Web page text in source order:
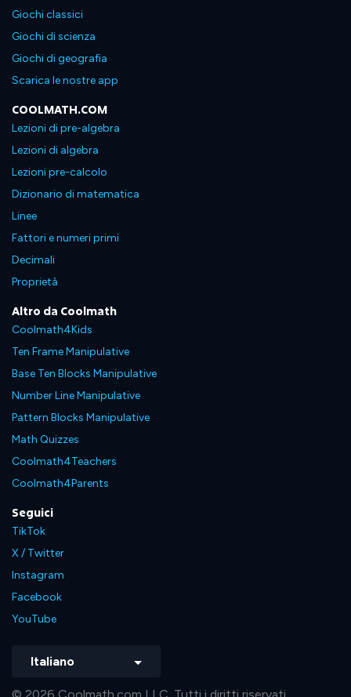
Giochi classici
Giochi di scienza
Giochi di geografia
Scarica le nostre app
COOLMATH.COM
Lezioni di pre-algebra
Lezioni di algebra
Lezioni pre-calcolo
Dizionario di matematica
Linee
Fattori e numeri primi
Decimali
Proprietà
Altro da Coolmath
Coolmath4Kids
Ten Frame Manipulative
Base Ten Blocks Manipulative
Number Line Manipulative
Pattern Blocks Manipulative
Math Quizzes
Coolmath4Teachers
Coolmath4Parents
Seguici
TikTok
X / Twitter
Instagram
Facebook
YouTube
Italiano